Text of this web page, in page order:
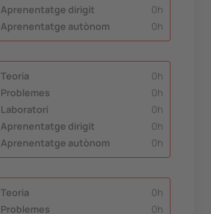
Aprenentatge dirigit
0h
Aprenentatge autònom
0h
Teoria
0h
Problemes
0h
Laboratori
0h
Aprenentatge dirigit
0h
Aprenentatge autònom
0h
Teoria
0h
Problemes
0h